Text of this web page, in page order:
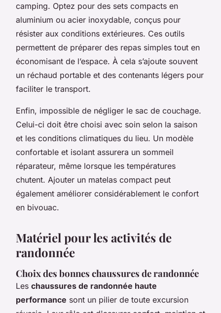
camping. Optez pour des sets compacts en
aluminium ou acier inoxydable, conçus pour
résister aux conditions extérieures. Ces outils
permettent de préparer des repas simples tout en
économisant de l’espace. À cela s’ajoute souvent
un réchaud portable et des contenants légers pour
faciliter le transport.
Enfin, impossible de négliger le sac de couchage.
Celui-ci doit être choisi avec soin selon la saison
et les conditions climatiques du lieu. Un modèle
confortable et isolant assurera un sommeil
réparateur, même lorsque les températures
chutent. Ajouter un matelas compact peut
également améliorer considérablement le confort
en bivouac.
Matériel pour les activités de
randonnée
Choix des bonnes chaussures de randonnée
Les chaussures de randonnée haute
performance sont un pilier de toute excursion